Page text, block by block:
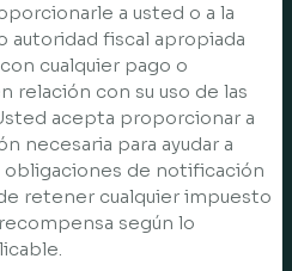
a usted o a la
autoridad fiscal apropiada
cualquier pago o
relación con su uso de las
acepta proporcionar a
necesaria para ayudar a
obligaciones de notificación
retener cualquier impuesto
según lo